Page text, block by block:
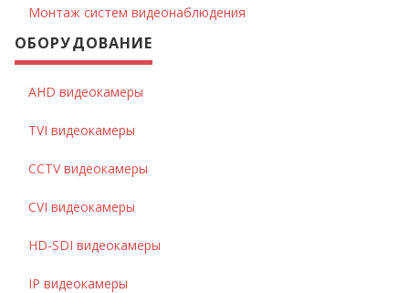
Монтаж систем видеонаблюдения
ОБОРУДОВАНИЕ
AHD видеокамеры
TVI видеокамеры
CCTV видеокамеры
CVI видеокамеры
HD-SDI видеокамеры
IP видеокамеры